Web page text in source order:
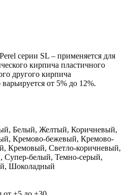
серии SL – применяется для
кирпича пластичного
другого кирпича
от 5% до 12%.
Белый, Желтый, Коричневый,
Кремово-бежевый, Кремово-
Кремовый, Светло-коричневый,
Супер-белый, Темно-серый,
Шоколадный